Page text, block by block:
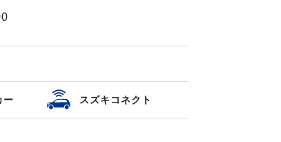
ー スズキコネクト